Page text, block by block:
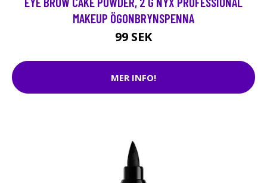
MAKEUP ÖGONBRYNSPENNA
99 SEK
MER INFO!